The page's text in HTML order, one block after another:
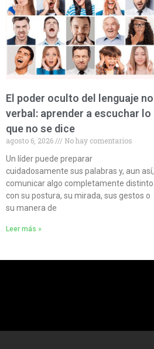
El poder oculto del lenguaje no
verbal: aprender a escuchar lo
que no se dice
agosto 6, 2026
No hay comentarios
Un líder puede preparar
cuidadosamente sus palabras y, aun así,
comunicar algo completamente distinto
con su postura, su mirada, sus gestos o
su manera de
Leer más »